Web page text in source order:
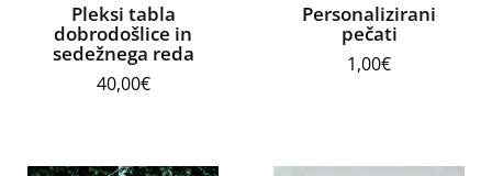
Pleksi tabla
dobrodošlice in
sedežnega reda
40,00€
Personalizirani
pečati
1,00€